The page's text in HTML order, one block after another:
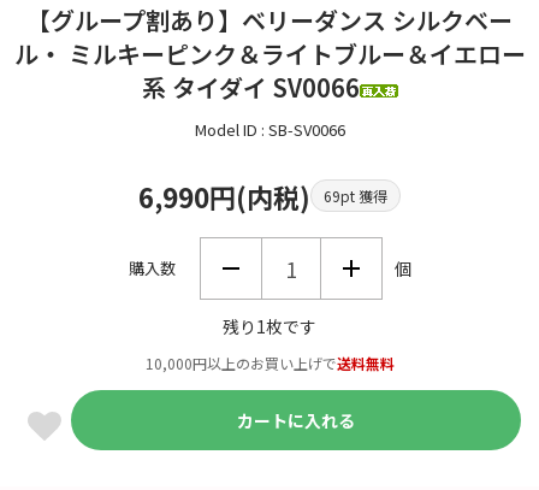
【グループ割あり】ベリーダンス シルクベー
ル・ ミルキーピンク＆ライトブルー＆イエロー
系 タイダイ SV0066
Model ID : SB-SV0066
6,990円(内税) 69pt 獲得
購入数 個
残り1枚です
10,000円以上のお買い上げで送料無料
カートに入れる